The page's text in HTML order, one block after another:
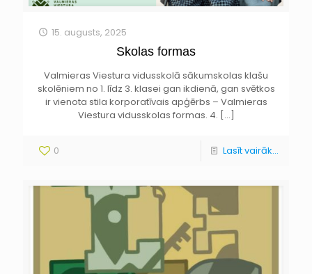
15. augusts, 2025
Skolas formas
Valmieras Viestura vidusskolā sākumskolas klašu
skolēniem no 1. līdz 3. klasei gan ikdienā, gan svētkos
ir vienota stila korporatīvais apģērbs – Valmieras
Viestura vidusskolas formas. 4. […]
0 Lasīt vairāk...